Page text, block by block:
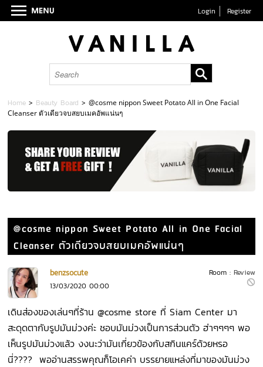
Login Register
Home > Beauty Board >@cosme nippon Sweet Potato All in One Facial
Cleanser ตัวเดียวจบสยบเมคอัพแน่นๆ
@cosme nippon Sweet Potato All in One Facial
Cleanser ตัวเดียวจบสยบเมคอัพแน่นๆ
Room : Review
benzsocute
13/03/2020 00:00
เดินส่องของเล่นๆที่ร้าน @cosme store ที่ Siam Center มา
สะดุดตากับรูปมันม่วงค่ะ ชอบมันม่วงเป็นการส่วนตัว ฮ่าๆๆๆๆ พอ
เห็นรูปมันม่วงแล้ว งงนะว่ามันเกี่ยวข้องกับสกินแคร์ด้วยหรอ
นี่???? พออ่านสรรพคุณก็โอเคค่า บรรยายแหล่งที่มาของมันม่วง